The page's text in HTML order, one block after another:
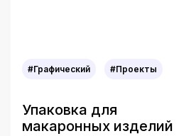
#Графический #Проекты
Упаковка для
макаронных изделий